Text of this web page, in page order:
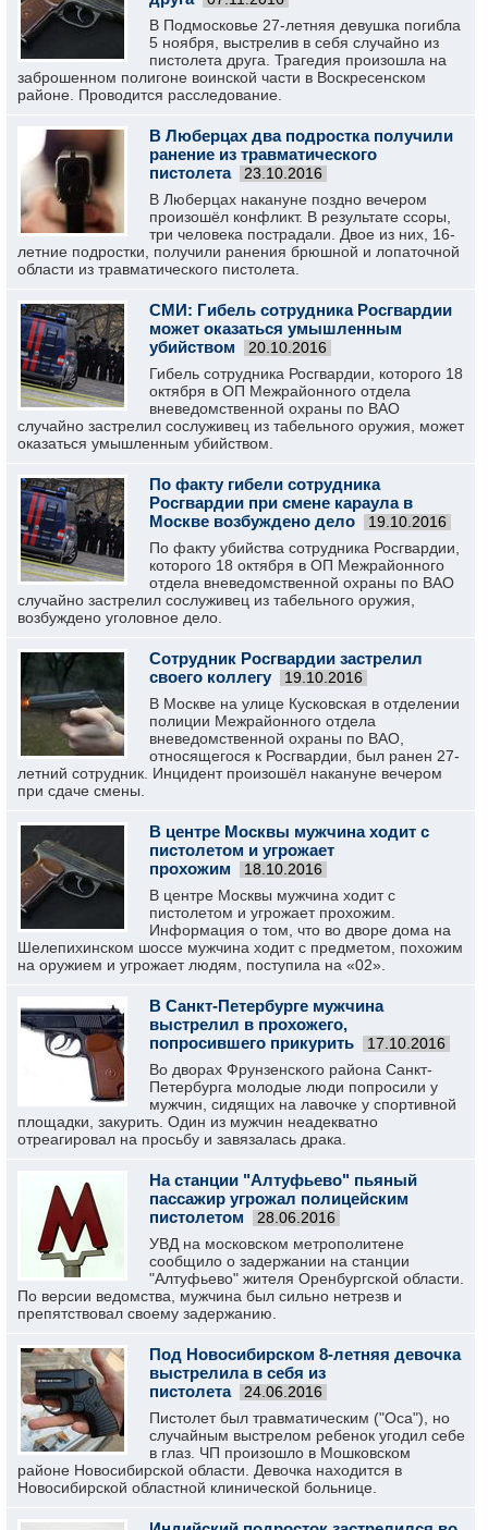
В Подмосковье 27-летняя девушка погибла
5 ноября, выстрелив в себя случайно из
пистолета друга. Трагедия произошла на
заброшенном полигоне воинской части в Воскресенском
районе. Проводится расследование.
В Люберцах два подростка получили
ранение из травматического
пистолета
23.10.2016
В Люберцах накануне поздно вечером
произошёл конфликт. В результате ссоры,
три человека пострадали. Двое из них, 16-
летние подростки, получили ранения брюшной и лопаточной
области из травматического пистолета.
СМИ: Гибель сотрудника Росгвардии
может оказаться умышленным
убийством
20.10.2016
Гибель сотрудника Росгвардии, которого 18
октября в ОП Межрайонного отдела
вневедомственной охраны по ВАО
случайно застрелил сослуживец из табельного оружия, может
оказаться умышленным убийством.
По факту гибели сотрудника
Росгвардии при смене караула в
Москве возбуждено дело
19.10.2016
По факту убийства сотрудника Росгвардии,
которого 18 октября в ОП Межрайонного
отдела вневедомственной охраны по ВАО
случайно застрелил сослуживец из табельного оружия,
возбуждено уголовное дело.
Сотрудник Росгвардии застрелил
своего коллегу
19.10.2016
В Москве на улице Кусковская в отделении
полиции Межрайонного отдела
вневедомственной охраны по ВАО,
относящегося к Росгвардии, был ранен 27-
летний сотрудник. Инцидент произошёл накануне вечером
при сдаче смены.
В центре Москвы мужчина ходит с
пистолетом и угрожает
прохожим
18.10.2016
В центре Москвы мужчина ходит с
пистолетом и угрожает прохожим.
Информация о том, что во дворе дома на
Шелепихинском шоссе мужчина ходит с предметом, похожим
на оружием и угрожает людям, поступила на «02».
В Санкт-Петербурге мужчина
выстрелил в прохожего,
попросившего прикурить
17.10.2016
Во дворах Фрунзенского района Санкт-
Петербурга молодые люди попросили у
мужчин, сидящих на лавочке у спортивной
площадки, закурить. Один из мужчин неадекватно
отреагировал на просьбу и завязалась драка.
На станции "Алтуфьево" пьяный
пассажир угрожал полицейским
пистолетом
28.06.2016
УВД на московском метрополитене
сообщило о задержании на станции
"Алтуфьево" жителя Оренбургской области.
По версии ведомства, мужчина был сильно нетрезв и
препятствовал своему задержанию.
Под Новосибирском 8-летняя девочка
выстрелила в себя из
пистолета
24.06.2016
Пистолет был травматическим ("Оса"), но
случайным выстрелом ребенок угодил себе
в глаз. ЧП произошло в Мошковском
районе Новосибирской области. Девочка находится в
Новосибирской областной клинической больнице.